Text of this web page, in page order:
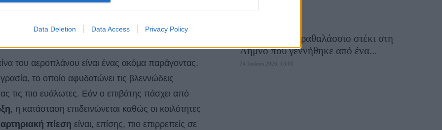
Data Deletion Data Access Privacy Policy
περισσότερες φορές δεν υπάρχει σοβαρός λόγος
πάντα να συμβουλεύεστε και να επισκέπτεστε
του αεροπλάνου είναι ένας ακόμα παράγοντας.
το οποίο αφυδατώνει τις βλεννώδεις
τις πιο ευάλωτες. Εάν ο επιβάτης πάσχει από
, η κατάσταση επιδεινώνεται καθώς οι κοιλότητες
πίεση είναι, επίσης, πιο επιρρεπείς σε
Εν πλώ: Το παραθαλάσσιο στέκι στη
Λήμνο που γεννήθηκε από ένα...
24 Ιουλίου 2026, 13:00